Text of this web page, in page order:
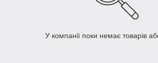
У компанії поки немає товарів